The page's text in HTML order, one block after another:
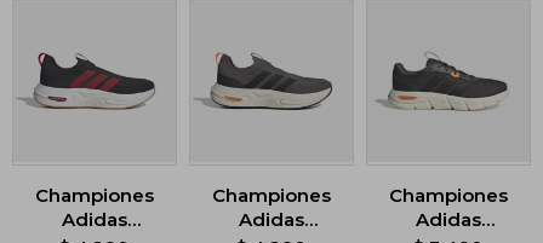
Championes
Adidas
Championes
Adidas
Championes
Adidas